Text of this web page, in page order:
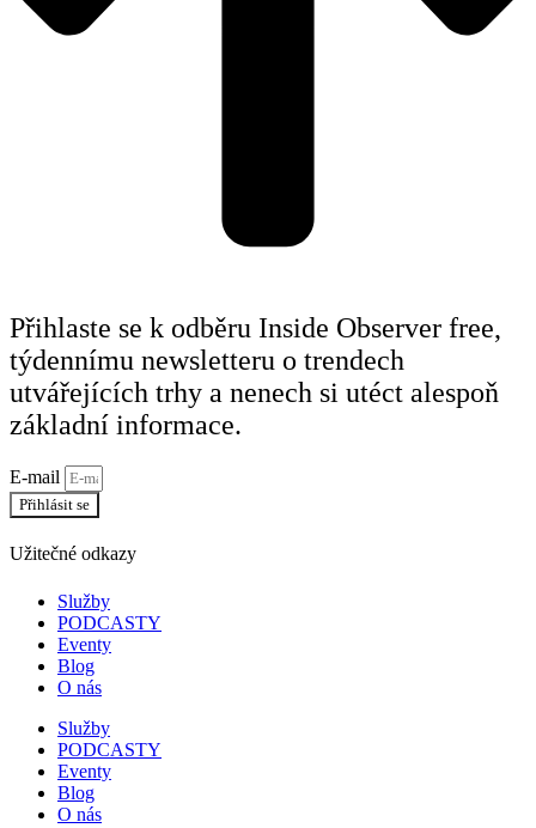
Přihlaste se k odběru Inside Observer free,
týdennímu newsletteru o trendech
utvářejících trhy a nenech si utéct alespoň
základní informace.
E-mail
Přihlásit se
Užitečné odkazy
Služby
PODCASTY
Eventy
Blog
O nás
Služby
PODCASTY
Eventy
Blog
O nás